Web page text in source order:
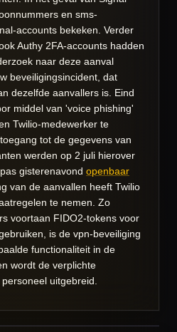
en sms-
accounts bekeken. Verder
Authy 2FA-accounts hadden
naar deze aanval
beveiligingsincident, dat
dezelfde aanvallers is. Eind
middel van 'voice phishing'
Twilio-medewerker te
tot de gegevens van
werden op 2 juli hierover
gisterenavond openbaar
van de aanvallen heeft Twilio
te nemen. Zo
voortaan FIDO2-tokens voor
is de vpn-beveiliging
functionaliteit in de
wordt de verplichte
uitgebreid.